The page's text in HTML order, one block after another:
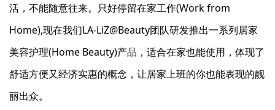
活，不能随意往来。只好停留在家工作(Work from
Home),现在我们LA-LiZ@Beauty团队研发推出一系列居家
美容护理(Home Beauty)产品，适合在家也能使用，体现了
舒适方便又经济实惠的概念，让居家上班的你也能表现的靓
丽出众。